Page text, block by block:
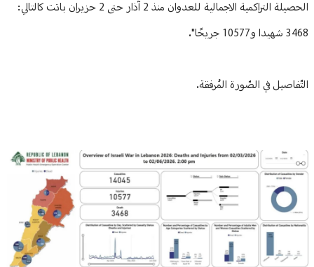
الحصيلة التراكمية الاجمالية للعدوان منذ 2 آذار حتى 2 حزيران باتت كالتالي:
3468 شهيدا و10577 جريحًا".
التّفاصيل في الصّورة المُرفقة.